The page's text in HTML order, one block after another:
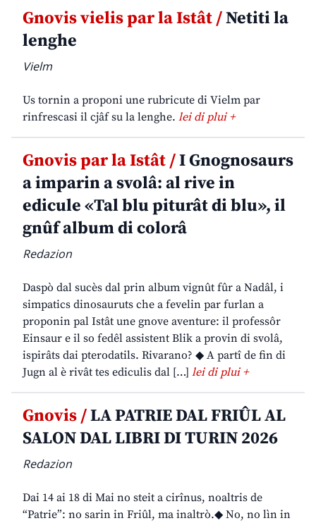
Gnovis vielis par la Istât /Netiti la
lenghe
Vielm
Us tornin a proponi une rubricute di Vielm par
rinfrescasi il cjâf su la lenghe. lei di plui +
Gnovis par la Istât /I Gnognosaurs
a imparin a svolâ: al rive in
edicule «Tal blu piturât di blu», il
gnûf album di colorâ
Redazion
Daspò dal sucès dal prin album vignût fûr a Nadâl, i
simpatics dinosauruts che a fevelin par furlan a
proponin pal Istât une gnove aventure: il professôr
Einsaur e il so fedêl assistent Blik a provin di svolâ,
ispirâts dai pterodatils. Rivarano? ◆ A partî de fin di
Jugn al è rivât tes ediculis dal […] lei di plui +
Gnovis /LA PATRIE DAL FRIÛL AL
SALON DAL LIBRI DI TURIN 2026
Redazion
Dai 14 ai 18 di Mai no steit a cirînus, noaltris de
“Patrie”: no sarin in Friûl, ma inaltrò.◆ No, no lìn in